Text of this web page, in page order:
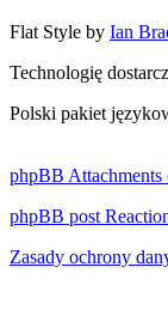
Flat Style by Ian
Technologię
Polski pakiet
phpBB Attachments
phpBB post
Zasady ochrony